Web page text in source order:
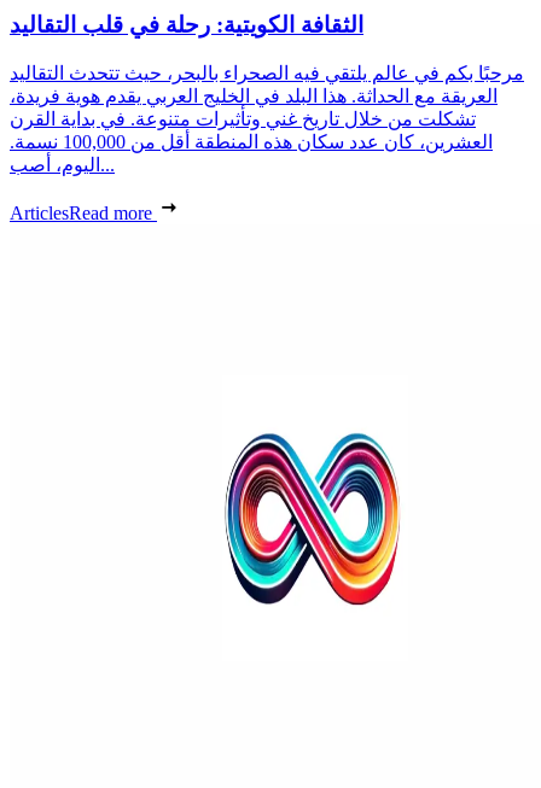
الثقافة الكويتية: رحلة في قلب التقاليد
مرحبًا بكم في عالم يلتقي فيه الصحراء بالبحر، حيث تتحدث التقاليد
العريقة مع الحداثة. هذا البلد في الخليج العربي يقدم هوية فريدة،
تشكلت من خلال تاريخ غني وتأثيرات متنوعة. في بداية القرن
العشرين، كان عدد سكان هذه المنطقة أقل من 100,000 نسمة.
اليوم، أصب...
ArticlesRead more